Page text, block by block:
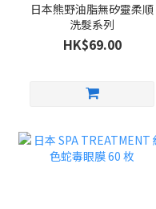
日本熊野油脂無矽靈柔順
洗髮系列
HK$69.00